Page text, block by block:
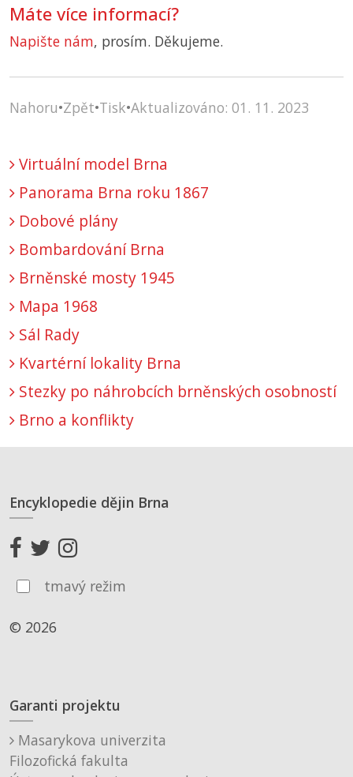
Máte více informací?
Napište nám, prosím. Děkujeme.
Nahoru•Zpět•Tisk•Aktualizováno: 01. 11. 2023
Virtuální model Brna
Panorama Brna roku 1867
Dobové plány
Bombardování Brna
Brněnské mosty 1945
Mapa 1968
Sál Rady
Kvartérní lokality Brna
Stezky po náhrobcích brněnských osobností
Brno a konflikty
Encyklopedie dějin Brna
tmavý režim
© 2026
Garanti projektu
Masarykova univerzita
Filozofická fakulta